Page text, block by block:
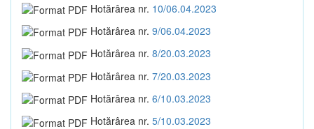
Hotărârea nr. 10/06.04.2023
Hotărârea nr. 9/06.04.2023
Hotărârea nr. 8/20.03.2023
Hotărârea nr. 7/20.03.2023
Hotărârea nr. 6/10.03.2023
Hotărârea nr. 5/10.03.2023